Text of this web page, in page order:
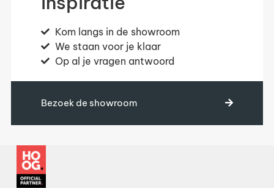
Kom langs in de showroom
We staan voor je klaar
Op al je vragen antwoord
Bezoek de showroom